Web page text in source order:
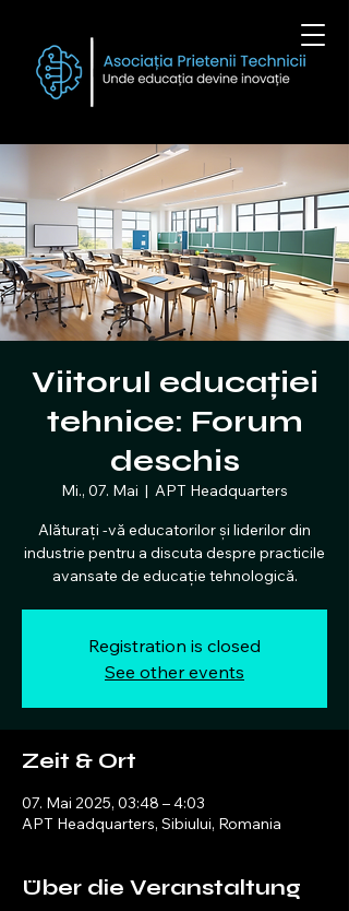
Viitorul educației
tehnice: Forum
deschis
Mi., 07. Mai
  |
APT Headquarters
Alăturați -vă educatorilor și liderilor din
industrie pentru a discuta despre practicile
avansate de educație tehnologică.
Registration is closed
See other events
Zeit & Ort
07. Mai 2025, 03:48 – 4:03
APT Headquarters, Sibiului, Romania
Über die Veranstaltung